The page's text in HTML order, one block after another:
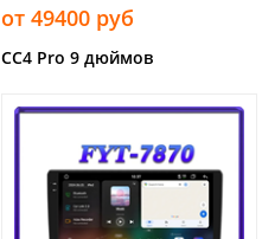
от 49400 руб
CC4 Pro 9 дюймов